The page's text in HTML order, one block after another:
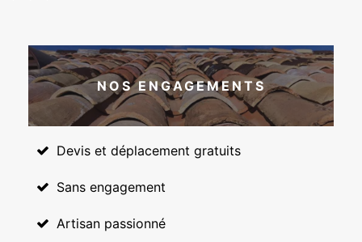
NOS ENGAGEMENTS
Devis et déplacement gratuits
Sans engagement
Artisan passionné